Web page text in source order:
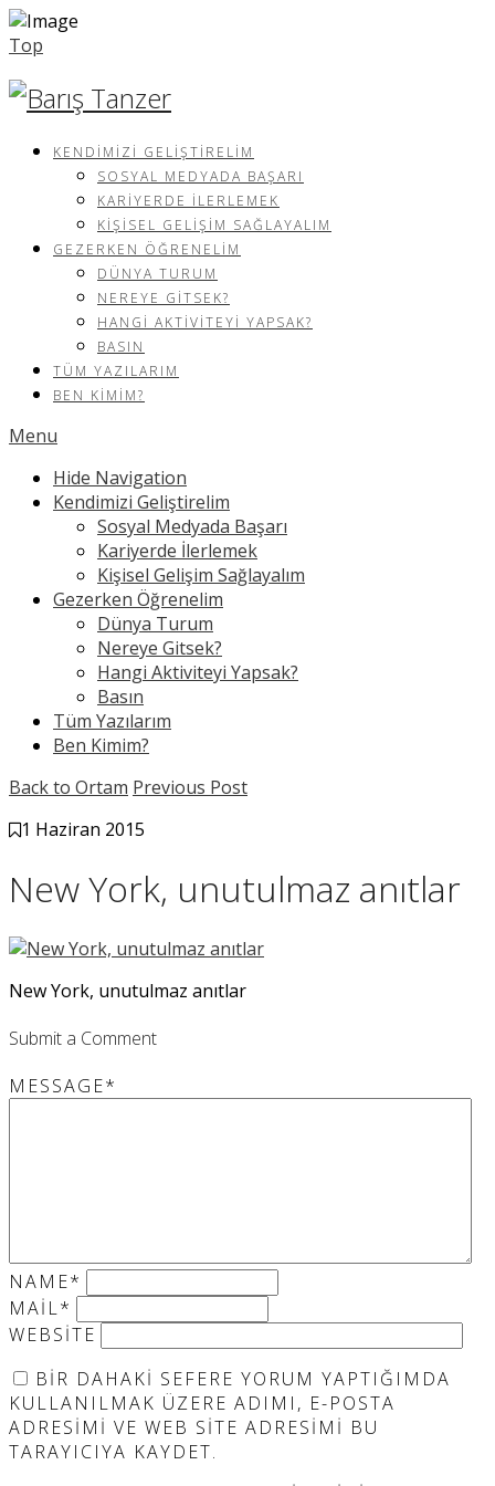
Top
KENDIMIZI GELIŞTIRELIM
SOSYAL MEDYADA BAŞARI
KARIYERDE İLERLEMEK
KIŞISEL GELIŞIM SAĞLAYALIM
GEZERKEN ÖĞRENELIM
DÜNYA TURUM
NEREYE GITSEK?
HANGI AKTIVITEYI YAPSAK?
BASIN
TÜM YAZILARIM
BEN KIMIM?
Menu
Hide Navigation
Kendimizi Geliştirelim
Sosyal Medyada Başarı
Kariyerde İlerlemek
Kişisel Gelişim Sağlayalım
Gezerken Öğrenelim
Dünya Turum
Nereye Gitsek?
Hangi Aktiviteyi Yapsak?
Basın
Tüm Yazılarım
Ben Kimim?
Back to Ortam Previous Post
1 Haziran 2015
New York, unutulmaz anıtlar
New York, unutulmaz anıtlar
Submit a Comment
MESSAGE*
NAME*
MAIL*
WEBSITE
BIR DAHAKI SEFERE YORUM YAPTIĞIMDA
KULLANILMAK ÜZERE ADIMI, E-POSTA
ADRESIMI VE WEB SITE ADRESIMI BU
TARAYICIYA KAYDET.